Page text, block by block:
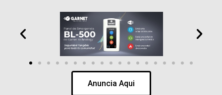
Anuncia Aqui